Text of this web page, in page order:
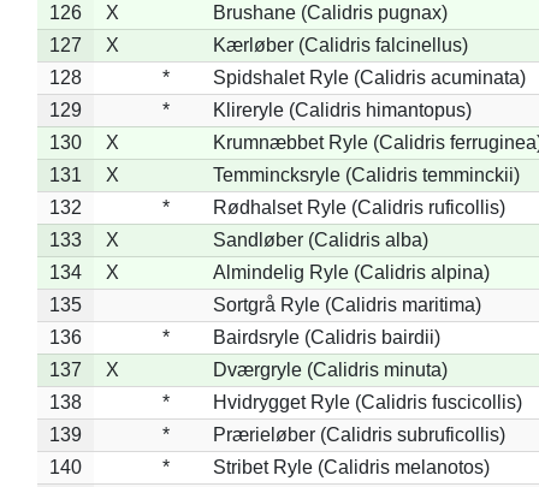
126
X
Brushane (Calidris pugnax)
127
X
Kærløber (Calidris falcinellus)
128
*
Spidshalet Ryle (Calidris acuminata)
129
*
Klireryle (Calidris himantopus)
130
X
Krumnæbbet Ryle (Calidris
131
X
Temmincksryle (Calidris temminckii)
132
*
Rødhalset Ryle (Calidris ruficollis)
133
X
Sandløber (Calidris alba)
134
X
Almindelig Ryle (Calidris alpina)
135
Sortgrå Ryle (Calidris maritima)
136
*
Bairdsryle (Calidris bairdii)
137
X
Dværgryle (Calidris minuta)
138
*
Hvidrygget Ryle (Calidris fuscicollis)
139
*
Prærieløber (Calidris subruficollis)
140
*
Stribet Ryle (Calidris melanotos)